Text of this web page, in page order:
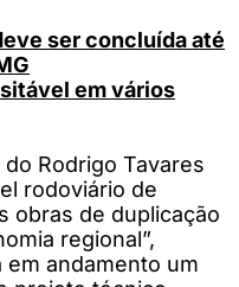
ser concluída até
em vários
Rodrigo Tavares
rodoviário de
obras de duplicação
regional”,
em andamento um